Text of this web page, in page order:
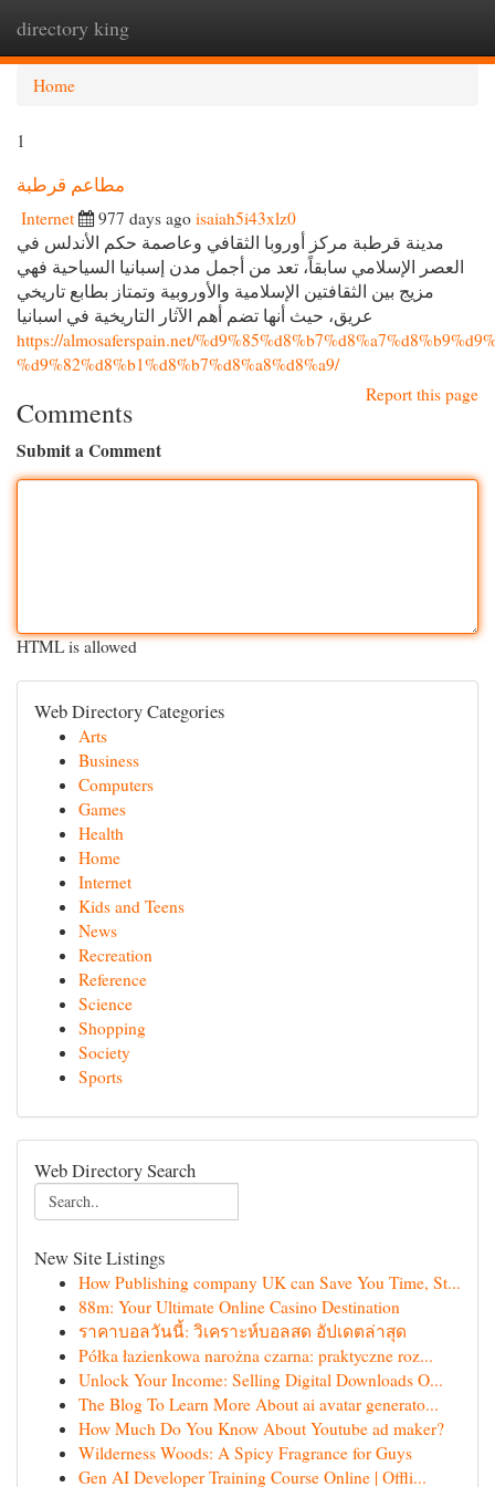
directory king
Home
1
مطاعم قرطبة
Internet 977 days ago isaiah5i43xlz0
مدينة قرطبة مركز أوروبا الثقافي وعاصمة حكم الأندلس في
العصر الإسلامي سابقاً، تعد من أجمل مدن إسبانيا السياحية فهي
مزيج بين الثقافتين الإسلامية والأوروبية وتمتاز بطابع تاريخي
عريق، حيث أنها تضم أهم الآثار التاريخية في اسبانيا
https://almosaferspain.net/
%d9%82%d8%b1%d8%b7%d8%a8%d8%a9/
Report this page
Comments
Submit a Comment
HTML is allowed
Web Directory Categories
Arts
Business
Computers
Games
Health
Home
Internet
Kids and Teens
News
Recreation
Reference
Science
Shopping
Society
Sports
Web Directory Search
New Site Listings
How Publishing company UK can Save You Time, St...
88m: Your Ultimate Online Casino Destination
ราคาบอลวันนี้: วิเคราะห์บอลสด อัปเดตล่าสุด
Półka łazienkowa narożna czarna: praktyczne roz...
Unlock Your Income: Selling Digital Downloads O...
The Blog To Learn More About ai avatar generato...
How Much Do You Know About Youtube ad maker?
Wilderness Woods: A Spicy Fragrance for Guys
Gen AI Developer Training Course Online | Offli...